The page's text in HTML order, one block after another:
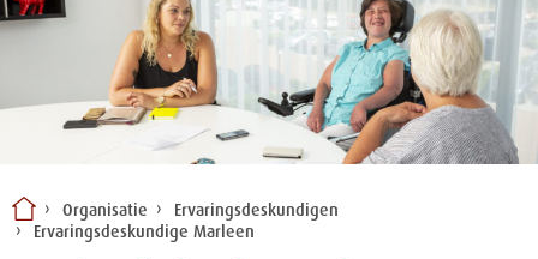
Organisatie
Ervaringsdeskundigen
Ervaringsdeskundige Marleen
Snel naar:
Wonen bij Dichterbij
Vrije dagbestedingsplekken